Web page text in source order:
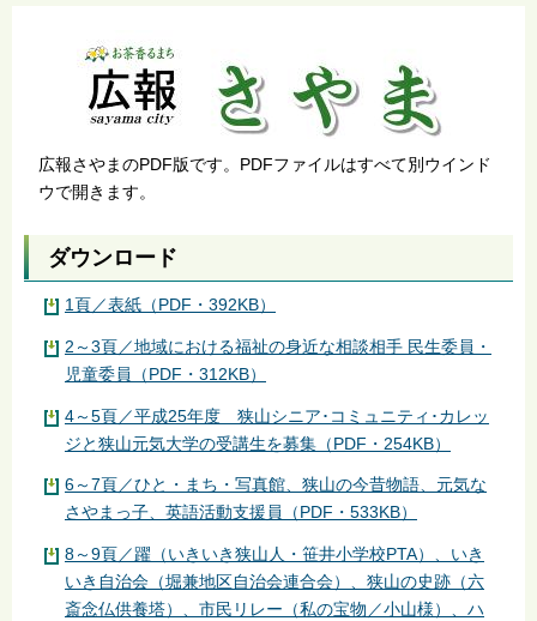
広報さやまのPDF版です。PDFファイルはすべて別ウインド
ウで開きます。
ダウンロード
1頁／表紙（PDF・392KB）
2～3頁／地域における福祉の身近な相談相手 民生委員・
児童委員（PDF・312KB）
4～5頁／平成25年度 狭山シニア･コミュニティ･カレッ
ジと狭山元気大学の受講生を募集（PDF・254KB）
6～7頁／ひと・まち・写真館、狭山の今昔物語、元気な
さやまっ子、英語活動支援員（PDF・533KB）
8～9頁／躍（いきいき狭山人・笹井小学校PTA）、いき
いき自治会（堀兼地区自治会連合会）、狭山の史跡（六
斎念仏供養塔）、市民リレー（私の宝物／小山様）、ハ